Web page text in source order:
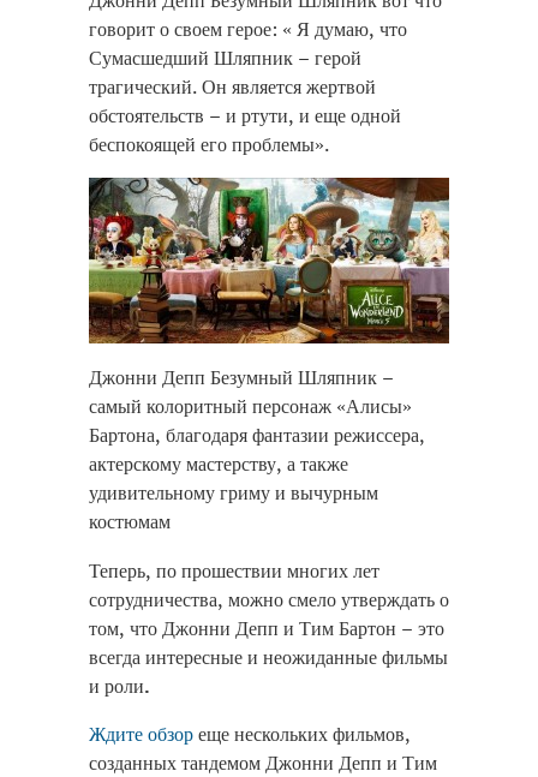
говорит о своем герое: « Я думаю, что
Сумасшедший Шляпник – герой
трагический. Он является жертвой
обстоятельств – и ртути, и еще одной
беспокоящей его проблемы».
Джонни Депп Безумный Шляпник –
самый колоритный персонаж «Алисы»
Бартона, благодаря фантазии режиссера,
актерскому мастерству, а также
удивительному гриму и вычурным
костюмам
replique montre
replique iwc
orologi replica
Теперь, по прошествии многих лет
сотрудничества, можно смело утверждать о
том, что Джонни Депп и Тим Бартон – это
всегда интересные и неожиданные фильмы
и роли.
Ждите обзореще нескольких фильмов,
созданных тандемом Джонни Депп и Тим